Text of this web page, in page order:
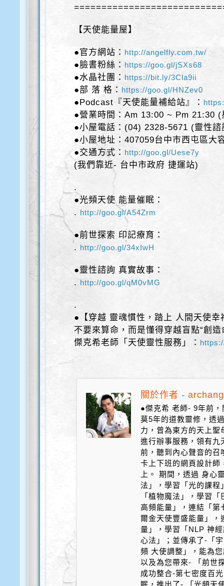
【天使能量屋】
●官方網站： http://angelfly.com.tw/
●臉書粉絲： https://goo.gl/jSXs68
●水晶社團： https://bit.ly/3Cla9ii
●部 落 格： https://goo.gl/HNZev0
●Podcast『天使能量補給站』：
●營業時間：Am 13:00 ~ Pm 21:30 (
●小屋電話：(04) 2328-5671 (靈性
●小屋地址：407059台中市西屯區大
●交通方式： http://goo.gl/Uese7y
(我們靠近- 台中市政府 捷運站)
.
●光頻天使 能量催眠：
. http://goo.gl/A54Zrm
●前世探索 印記療育：
. http://goo.gl/34xIwH
●靈性諮詢 真實故事：
. http://goo.gl/qM0vMG
.
●【穿越 靈魂慣性，踏上 人間天使幸
不要來算命，而是懂得穿越盲點“創造
傑克希老師「天使靈性服務」：
關於作者 -
●傑克希 老師- 9年前
莫5年的道教靈修，透
力，曾為東方的天上
進行辦事服務，領有
前，聽到內心聲音的召
卡上下班的網頁設計師
上。 期間，透過 身心
法」，學習「光的課程
「植物魔法」，學習
高頻能量」，連結「第
爾金天使豐盛能量」，
量」，學習「NLP 神
心法」；並傳承了-「
頻 大使調整」，能為
以及為您帶來- 「前世
成功整合-第七密度百
眠，推出了- 「光頻天